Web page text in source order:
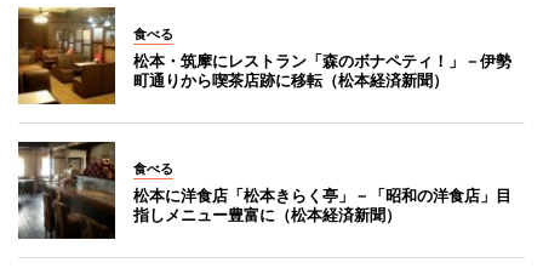
食べる
松本・筑摩にレストラン「森のボナペティ！」－伊勢
町通りから喫茶店跡に移転（松本経済新聞）
食べる
松本に洋食店「松本きらく亭」－「昭和の洋食店」目
指しメニュー豊富に（松本経済新聞）